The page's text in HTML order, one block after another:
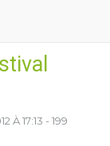
À 17:13 - 199